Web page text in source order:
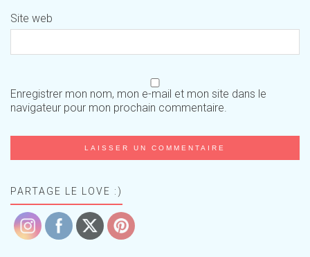
Site web
Enregistrer mon nom, mon e-mail et mon site dans le
navigateur pour mon prochain commentaire.
PARTAGE LE LOVE :)